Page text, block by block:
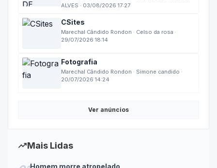
Marechal Cândido Rondon · LUIZ FELIPE WITTER
CSites
Marechal Cândido Rondon · Celso da rosa ·
Fotografia
Marechal Cândido Rondon · Simone candido ·
trending_up Mais Lidas